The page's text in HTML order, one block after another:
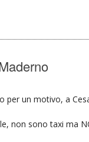
per un motivo, a
non sono taxi ma